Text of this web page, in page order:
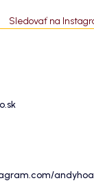
Sledovať na